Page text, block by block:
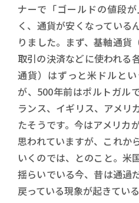
ナーで「ゴールドの値段
く、通貨が安くなっている
りました。まず、基軸通貨
取引の決済などに使われる
通貨）はずっと米ドルと
が、500年前はポルトガル
ランス、イギリス、アメリ
たそうです。今はアメリカ
思われていますが、これか
いくのでは、とのこと。米
揺らいでいる今、昔は通過
戻っている現象が起きている